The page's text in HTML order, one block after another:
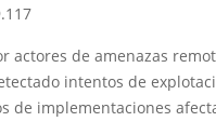
actores de amenazas
intentos de
de implementaciones